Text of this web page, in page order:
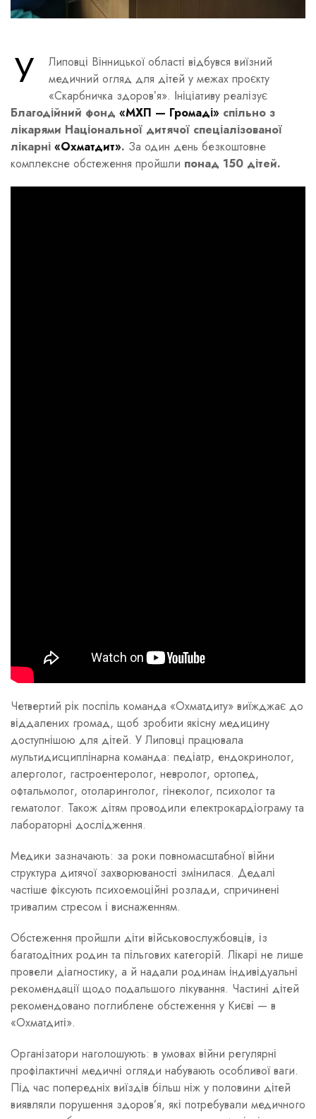
У
Липовці Вінницької області відбувся виїзний
медичний огляд для дітей у межах проєкту
«Скарбничка здоровʼя». Ініціативу реалізує
Благодійний фонд «МХП — Громаді» спільно з
лікарями Національної дитячої спеціалізованої
лікарні «Охматдит». За один день безкоштовне
комплексне обстеження пройшли понад 150 дітей.
Четвертий рік поспіль команда «Охматдиту» виїжджає до
віддалених громад, щоб зробити якісну медицину
доступнішою для дітей. У Липовці працювала
мультидисциплінарна команда: педіатр, ендокринолог,
алерголог, гастроентеролог, невролог, ортопед,
офтальмолог, отоларинголог, гінеколог, психолог та
гематолог. Також дітям проводили електрокардіограму та
лабораторні дослідження.
Медики зазначають: за роки повномасштабної війни
структура дитячої захворюваності змінилася. Дедалі
частіше фіксують психоемоційні розлади, спричинені
тривалим стресом і виснаженням.
Обстеження пройшли діти військовослужбовців, із
багатодітних родин та пільгових категорій. Лікарі не лише
провели діагностику, а й надали родинам індивідуальні
рекомендації щодо подальшого лікування. Частині дітей
рекомендовано поглиблене обстеження у Києві — в
«Охматдиті».
Організатори наголошують: в умовах війни регулярні
профілактичні медичні огляди набувають особливої ваги.
Під час попередніх виїздів більш ніж у половини дітей
виявляли порушення здоров’я, які потребували медичного